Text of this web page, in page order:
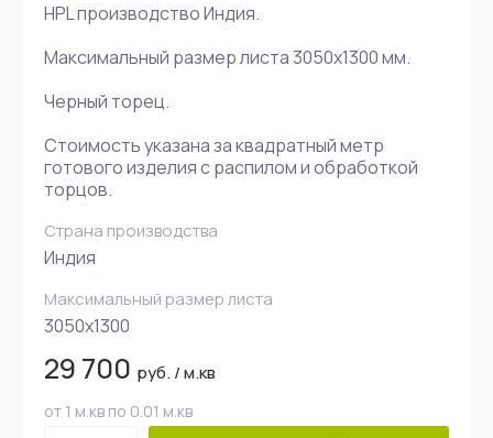
HPL производство Индия.
Максимальный размер листа 3050х1300 мм.
Черный торец.
Стоимость указана за квадратный метр
готового изделия с распилом и обработкой
торцов.
Страна производства
Индия
Максимальный размер листа
3050х1300
29 700 руб./м.кв
от 1 м.кв по 0.01 м.кв